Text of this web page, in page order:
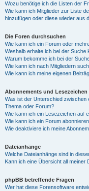
Wozu benötige ich die Listen der
Wie kann ich Mitglieder zur Liste
hinzufügen oder diese wieder aus
Die Foren durchsuchen
Wie kann ich ein Forum oder
Weshalb erhalte ich bei der Suche
Warum bekomme ich bei der
Wie kann ich nach Mitgliedern
Wie kann ich meine eigenen
Abonnements und Lesezeichen
Was ist der Unterschied zwischen
Thema oder Forum?
Wie kann ich ein Lesezeichen auf
Wie kann ich ein Forum
Wie deaktiviere ich meine
Dateianhänge
Welche Dateianhänge sind in
Kann ich eine Übersicht all meiner
phpBB betreffende Fragen
Wer hat diese Forensoftware